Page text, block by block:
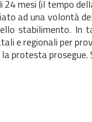
mesi (il tempo
ad una volontà
stabilimento. In
e regionali per
protesta prosegue.